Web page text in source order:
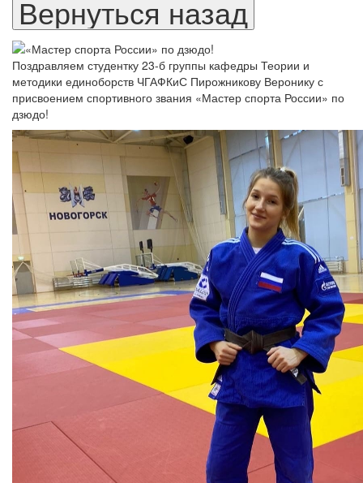
Поздравляем студентку 23-б группы кафедры Теории и
методики единоборств ЧГАФКиС Пирожникову Веронику с
присвоением спортивного звания «Мастер спорта России» по
дзюдо!